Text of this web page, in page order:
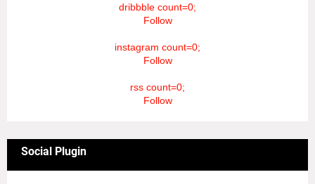
dribbble count=0;
Follow
instagram count=0;
Follow
rss count=0;
Follow
Social Plugin